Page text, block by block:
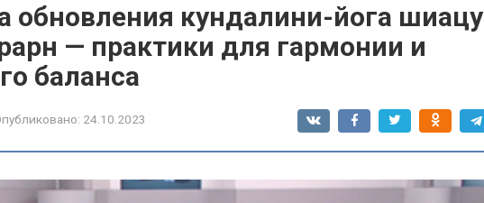
обновления кундалини-йога шиацу
— практики для гармонии и
баланса
24.10.2023